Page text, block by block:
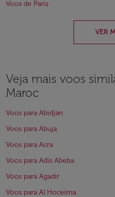
Voos de Paris
VER
Veja mais voos
Maroc
Voos para Abidjan
Voos para Abuja
Voos para Acra
Voos para Adis Abeba
Voos para Agadir
Voos para Al Hoceima